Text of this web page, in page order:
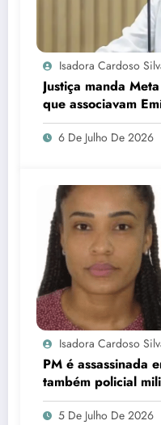
Isadora Cardoso
Justiça manda
que associavam
corrupção e
6 De Julho De 2026
Isadora Cardoso
PM é assassinada
também policial
crime
5 De Julho De 2026